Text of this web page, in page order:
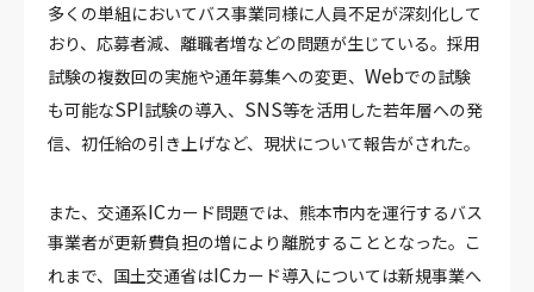
多くの単組においてバス事業同様に人員不足が深刻化して
おり、応募者減、離職者増などの問題が生じている。採用
試験の複数回の実施や通年募集への変更、 Webでの試験
も可能なSPI試験の導入、 SNS等を活用した若年層への発
信、初任給の引き上げなど、現状について報告がされた。
また、交通系ICカード問題では、熊本市内を運行するバス
事業者が更新費負担の増により離脱することとなった。こ
れまで、国土交通省はICカード導入については新規事業へ